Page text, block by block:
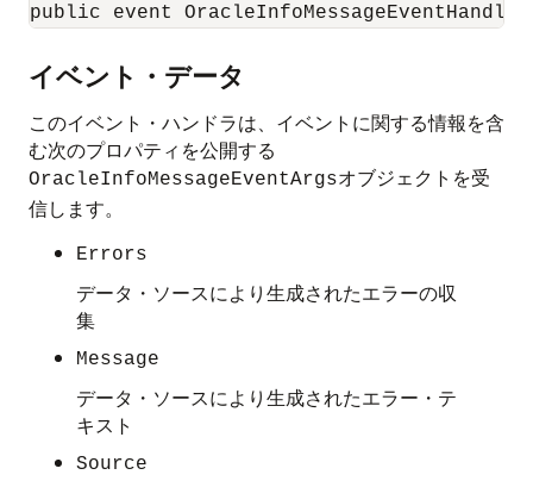
public event
イベント・データ
このイベント・ハンドラは、イベントに関する情報を含
む次のプロパティを公開する
OracleInfoMessageEventArgsオブジェクトを受
信します。
Errors
データ・ソースにより生成されたエラーの収
集
Message
データ・ソースにより生成されたエラー・テ
キスト
Source